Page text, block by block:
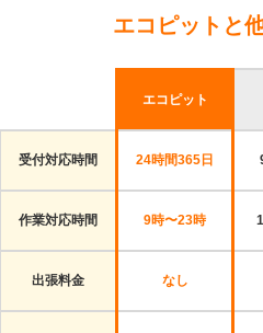
エコピットと
エコピット
受付対応時間 24時間365日
作業対応時間 9時〜23時
出張料金 なし